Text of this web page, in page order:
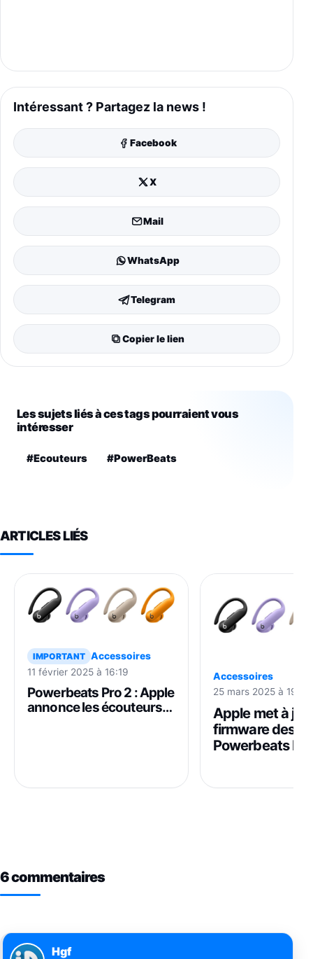
Intéressant ? Partagez la news !
Facebook
X
Mail
WhatsApp
Telegram
Copier le lien
Les sujets liés à ces tags pourraient vous
intéresser
#Ecouteurs #PowerBeats
ARTICLES LIÉS
IMPORTANT Accessoires
11 février 2025 à 16:19
Powerbeats Pro 2 : Apple
annonce les écouteurs
Accessoires
25 mars 2025 à 19:40
Apple met à
firmware des
Powerbeats
6 commentaires
Hgf